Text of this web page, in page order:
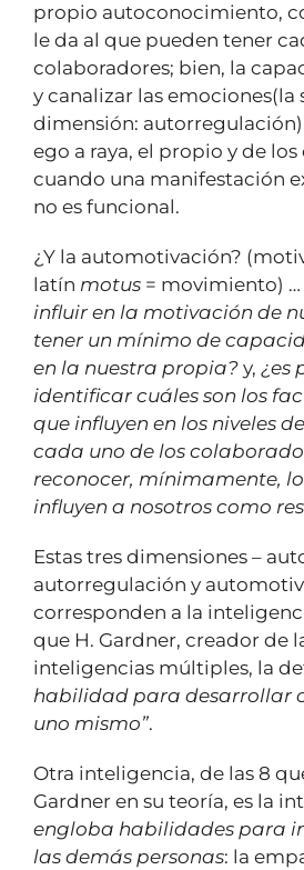
propio autoconocimiento,
le da al que pueden tener
colaboradores; bien, la
y canalizar las emociones(la
dimensión:
ego a raya, el propio y de
cuando una manifestación
no es funcional.
¿Y la automotivación?
latín motus = movimiento) …
influir en la motivación de
tener un mínimo de
en la nuestra propia? y, ¿es
identificar cuáles son los
que influyen en los niveles
cada uno de los
reconocer, mínimamente,
influyen a nosotros como
Estas tres dimensiones –
autorregulación y
corresponden a la
que H. Gardner, creador de
inteligencias múltiples, la
habilidad para desarrollar
uno mismo”.
Otra inteligencia, de las 8
Gardner en su teoría, es la
engloba habilidades para
las demás personas: la